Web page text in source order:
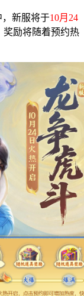
，新服将于10月24
奖励将随着预约热